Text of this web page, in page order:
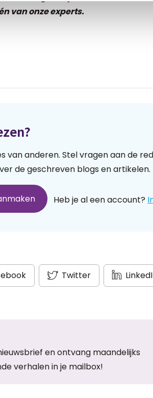
van onze experts.
van anderen. Stel vragen aan de
de geschreven blogs en artikelen.
Heb je al een account?
Twitter
en ontvang maandelijks
verhalen in je mailbox!